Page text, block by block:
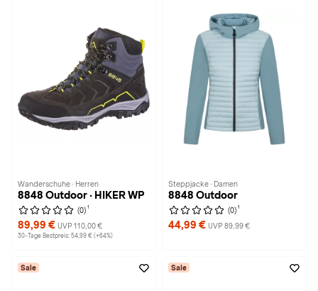
Wanderschuhe · Herren
8848 Outdoor · HIKER WP
(0) 1
89,99 € UVP 110,00 €
30-Tage Bestpreis: 54,99 € (+64%)
Steppjacke · Damen
8848 Outdoor
(0) 1
44,99 € UVP 89,99 €
Sale Sale